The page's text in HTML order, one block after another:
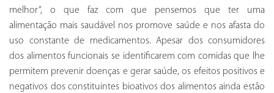
melhor”, o que faz com que pensemos que ter uma
alimentação mais saudável nos promove saúde e nos afasta do
uso constante de medicamentos. Apesar dos consumidores
dos alimentos funcionais se identificarem com comidas que lhe
permitem prevenir doenças e gerar saúde, os efeitos positivos e
negativos dos constituintes bioativos dos alimentos ainda estão